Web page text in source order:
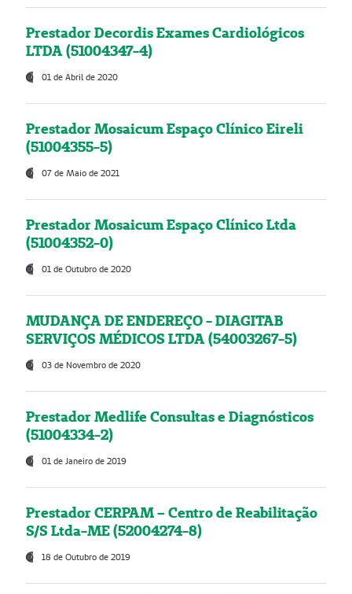
Prestador Decordis Exames Cardiológicos
LTDA (51004347-4)
01 de Abril de 2020
Prestador Mosaicum Espaço Clínico Eireli
(51004355-5)
07 de Maio de 2021
Prestador Mosaicum Espaço Clínico Ltda
(51004352-0)
01 de Outubro de 2020
MUDANÇA DE ENDEREÇO - DIAGITAB
SERVIÇOS MÉDICOS LTDA (54003267-5)
03 de Novembro de 2020
Prestador Medlife Consultas e Diagnósticos
(51004334-2)
01 de Janeiro de 2019
Prestador CERPAM – Centro de Reabilitação
S/S Ltda-ME (52004274-8)
18 de Outubro de 2019